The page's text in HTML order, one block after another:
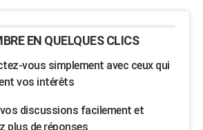
EN QUELQUES CLICS
vous simplement avec ceux qui
vos intérêts
discussions facilement et
plus de réponses